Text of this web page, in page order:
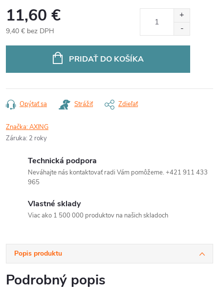
11,60 €
9,40 € bez DPH
PRIDAŤ DO KOŠÍKA
Opýtať sa Strážiť Zdieľať
Značka:AXING
Záruka: 2 roky
Technická podpora
Neváhajte nás kontaktovať radi Vám pomôžeme. +421 911 433
965
Vlastné sklady
Viac ako 1 500 000 produktov na našich skladoch
Popis produktu
Podrobný popis